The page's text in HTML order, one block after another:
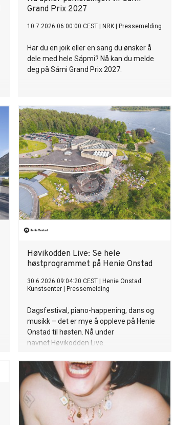
Grand Prix 2027
10.7.2026 06:00:00 CEST NRK Pressemelding
Har du en joik eller en sang du ønsker å
dele med hele Sápmi? Nå kan du melde
deg på Sámi Grand Prix 2027.
Høvikodden Live: Se hele
høstprogrammet på Henie Onstad
30.6.2026 09:04:20 CEST
Henie Onstad
Kunstsenter
Pressemelding
Dagsfestival, piano-happening, dans og
musikk – det er mye å oppleve på Henie
Onstad til høsten. Nå under
navnet Høvikodden Live.